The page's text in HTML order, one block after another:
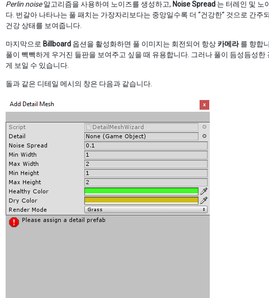
Perlin noise알고리즘을 사용하여 노이즈를 생성하고, Noise Spread 는 터레인 및 노
다. 번갈아 나타나는 풀 패치는 가장자리보다는 중앙일수록 더 “건강한” 것으로 간주
건강 상태를 보여줍니다.
마지막으로 Billboard 옵션을 활성화하면 풀 이미지는 회전되어 항상 카메라를 향합
풀이 빽빽하게 우거진 들판을 보여주고 싶을 때 유용합니다. 그러나 풀이 듬성듬성
게 보일 수 있습니다.
돌과 같은 디테일 메시의 창은 다음과 같습니다.